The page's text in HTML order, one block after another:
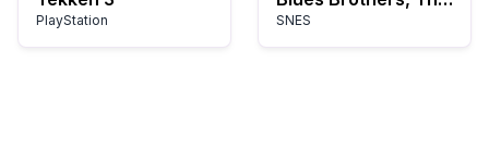
PlayStation SNES